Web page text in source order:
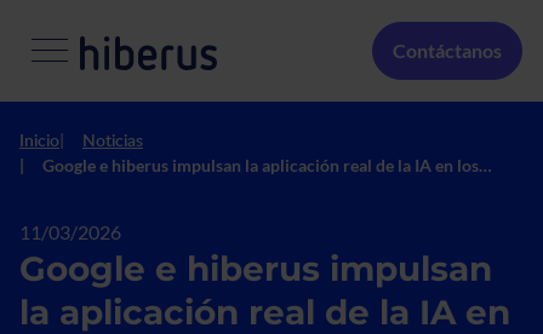
Menú Secundario
Contáctanos
Inicio Noticias
Google e hiberus impulsan
la aplicación real de la IA en
11/03/2026